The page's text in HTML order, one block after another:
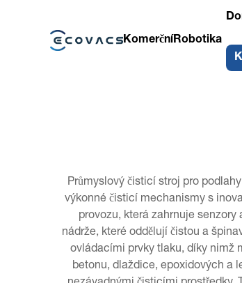
KomerčníRobotika
Průmyslový čisticí stroj pro
výkonné čisticí mechanismy s
provozu, která zahrnuje
nádrže, které oddělují čistou a
ovládacími prvky tlaku, díky nimž
betonu, dlaždice, epoxidových a